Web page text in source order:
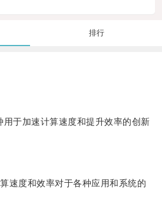
排行
于加速计算速度和提升效率的创新
度和效率对于各种应用和系统的